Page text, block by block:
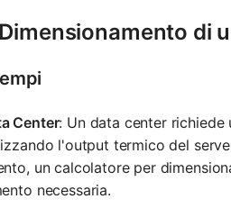
di
Center: Un data center
l'output termico del
un calcolatore per
necessaria.